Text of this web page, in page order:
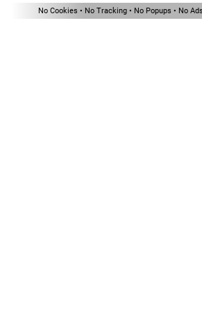
No Cookies • No Tracking • No Popups • No